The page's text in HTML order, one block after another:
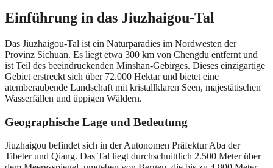
Einführung in das Jiuzhaigou-Tal
Das Jiuzhaigou-Tal ist ein Naturparadies im Nordwesten der
Provinz Sichuan. Es liegt etwa 300 km von Chengdu entfernt und
ist Teil des beeindruckenden Minshan-Gebirges. Dieses einzigartige
Gebiet erstreckt sich über 72.000 Hektar und bietet eine
atemberaubende Landschaft mit kristallklaren Seen, majestätischen
Wasserfällen und üppigen Wäldern.
Geographische Lage und Bedeutung
Jiuzhaigou befindet sich in der Autonomen Präfektur Aba der
Tibeter und Qiang. Das Tal liegt durchschnittlich 2.500 Meter über